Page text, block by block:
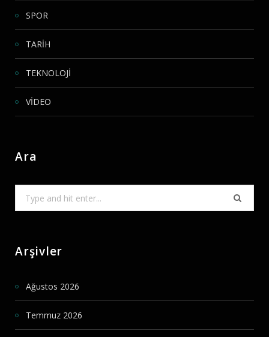
SPOR
TARİH
TEKNOLOJİ
VİDEO
Ara
Arşivler
Ağustos 2026
Temmuz 2026